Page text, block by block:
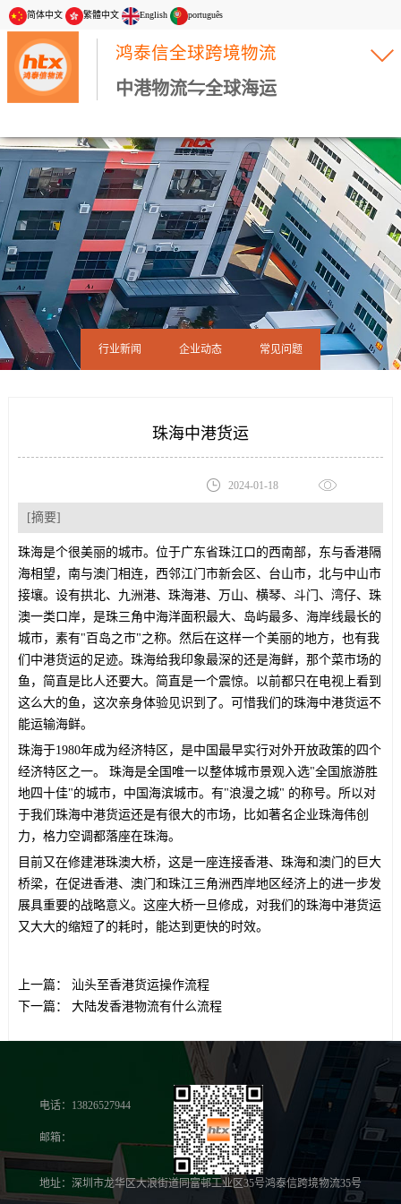
简体中文 繁體中文 English português
鸿泰信全球跨境物流
中港物流⇋全球海运
行业新闻 企业动态 常见问题
珠海中港货运
2024-01-18
[摘要]
珠海是个很美丽的城市。位于广东省珠江口的西南部，东与香港隔
海相望，南与澳门相连，西邻江门市新会区、台山市，北与中山市
接壤。设有拱北、九洲港、珠海港、万山、横琴、斗门、湾仔、珠
澳一类口岸，是珠三角中海洋面积最大、岛屿最多、海岸线最长的
城市，素有"百岛之市"之称。然后在这样一个美丽的地方，也有我
们中港货运的足迹。珠海给我印象最深的还是海鲜，那个菜市场的
鱼，简直是比人还要大。简直是一个震惊。以前都只在电视上看到
这么大的鱼，这次亲身体验见识到了。可惜我们的珠海中港货运不
能运输海鲜。
珠海于1980年成为经济特区，是中国最早实行对外开放政策的四个
经济特区之一。 珠海是全国唯一以整体城市景观入选"全国旅游胜
地四十佳"的城市，中国海滨城市。有"浪漫之城" 的称号。所以对
于我们珠海中港货运还是有很大的市场，比如著名企业珠海伟创
力，格力空调都落座在珠海。
目前又在修建港珠澳大桥，这是一座连接香港、珠海和澳门的巨大
桥梁，在促进香港、澳门和珠江三角洲西岸地区经济上的进一步发
展具重要的战略意义。这座大桥一旦修成，对我们的珠海中港货运
又大大的缩短了的耗时，能达到更快的时效。
上一篇：
汕头至香港货运操作流程
下一篇：
大陆发香港物流有什么流程
电话：13826527944
邮箱：
地址：深圳市龙华区大浪街道同富邨工业区35号鸿泰信跨境物流35号